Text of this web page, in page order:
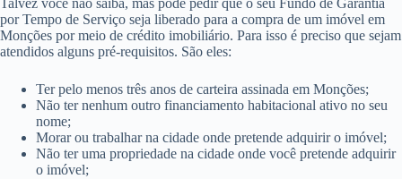
Talvez você não saiba, mas pode pedir que o seu Fundo de Garantia
por Tempo de Serviço seja liberado para a compra de um imóvel em
Monções por meio de crédito imobiliário. Para isso é preciso que sejam
atendidos alguns pré-requisitos. São eles:
Ter pelo menos três anos de carteira assinada em Monções;
Não ter nenhum outro financiamento habitacional ativo no seu
nome;
Morar ou trabalhar na cidade onde pretende adquirir o imóvel;
Não ter uma propriedade na cidade onde você pretende adquirir
o imóvel;